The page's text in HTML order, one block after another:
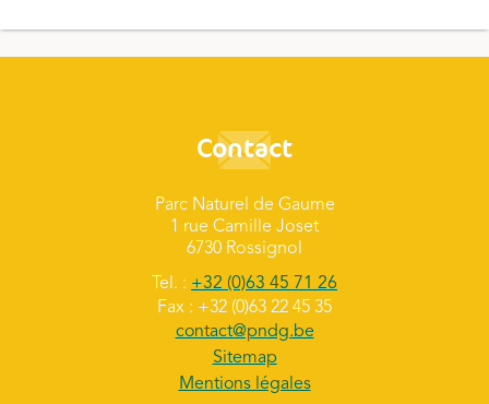
Contact
Parc Naturel de Gaume
1 rue Camille Joset
6730 Rossignol
Tel. : +32 (0)63 45 71 26
Fax : +32 (0)63 22 45 35
contact@pndg.be
Sitemap
Mentions légales